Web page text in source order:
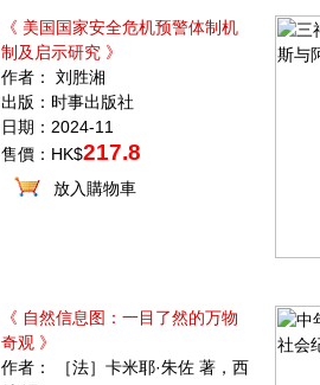
《 美国国家安全危机预警体制机
制及启示研究 》
作者： 刘胜湘
出版：时事出版社
日期：2024-11
售價：HK$217.8
放入購物車
《 自然信息图：一目了然的万物
奇观 》
作者： ［法］卡米耶·朱佐 著，西